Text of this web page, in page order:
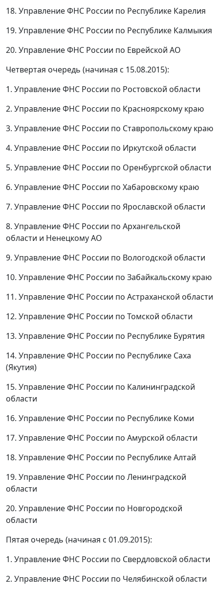
18. Управление ФНС России по Республике Карелия
19. Управление ФНС России по Республике Калмыкия
20. Управление ФНС России по Еврейской АО
Четвертая очередь (начиная с 15.08.2015):
1. Управление ФНС России по Ростовской области
2. Управление ФНС России по Красноярскому краю
3. Управление ФНС России по Ставропольскому краю
4. Управление ФНС России по Иркутской области
5. Управление ФНС России по Оренбургской области
6. Управление ФНС России по Хабаровскому краю
7. Управление ФНС России по Ярославской области
8. Управление ФНС России по Архангельской
области и Ненецкому АО
9. Управление ФНС России по Вологодской области
10. Управление ФНС России по Забайкальскому краю
11. Управление ФНС России по Астраханской области
12. Управление ФНС России по Томской области
13. Управление ФНС России по Республике Бурятия
14. Управление ФНС России по Республике Саха
(Якутия)
15. Управление ФНС России по Калининградской
области
16. Управление ФНС России по Республике Коми
17. Управление ФНС России по Амурской области
18. Управление ФНС России по Республике Алтай
19. Управление ФНС России по Ленинградской
области
20. Управление ФНС России по Новгородской
области
Пятая очередь (начиная с 01.09.2015):
1. Управление ФНС России по Свердловской области
2. Управление ФНС России по Челябинской области